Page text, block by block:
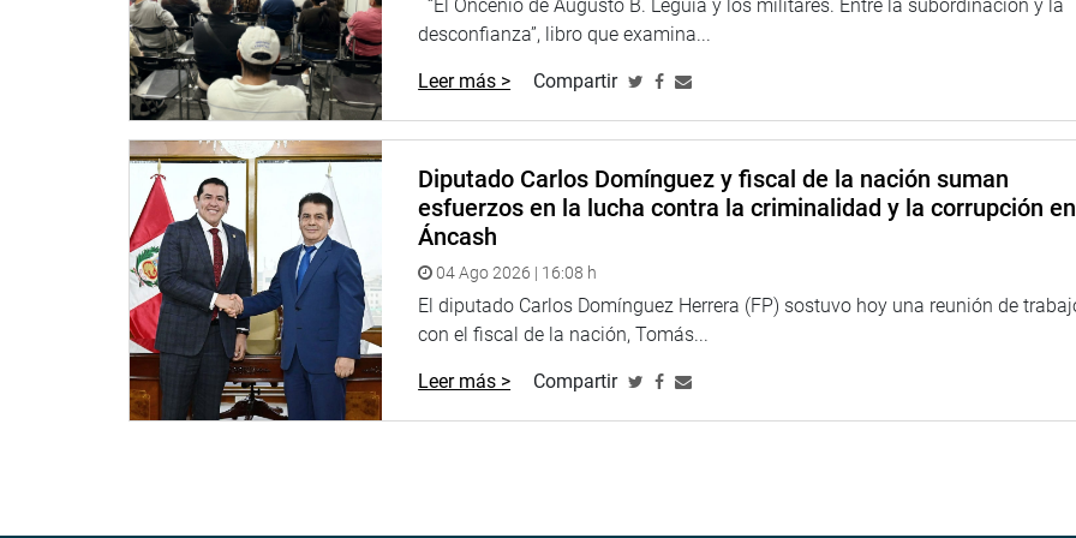
“El Oncenio de Augusto B. Leguía y los militares. Entre la subordinación y la
desconfianza”, libro que examina...
Leer más > Compartir
Diputado Carlos Domínguez y fiscal de la nación suman
esfuerzos en la lucha contra la criminalidad y la corrupción en
Áncash
04 Ago 2026 | 16:08 h
El diputado Carlos Domínguez Herrera (FP) sostuvo hoy una reunión de
con el fiscal de la nación, Tomás...
Leer más > Compartir